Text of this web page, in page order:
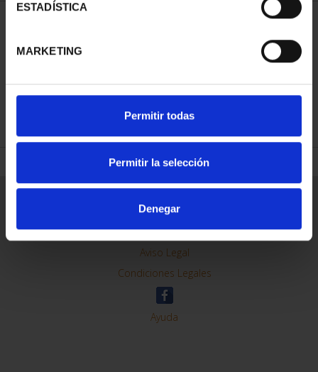
ESTADÍSTICA
MARKETING
Permitir todas
Permitir la selección
Denegar
REFINAR
Contacto
Preguntas Frequentes (FAQs)
Aviso Legal
Condiciones Legales
Ayuda